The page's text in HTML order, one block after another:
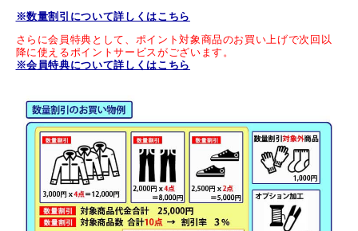
※数量割引について詳しくはこちら
さらに会員特典として、ポイント対象商品のお買い上げで次回以
降に使えるポイントサービスがございます。
※会員特典について詳しくはこちら